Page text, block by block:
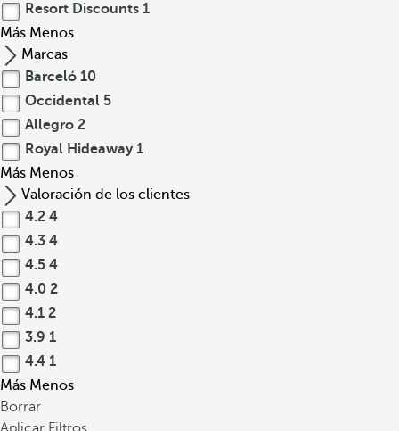
Resort Discounts 1
Más Menos
Marcas
Barceló 10
Occidental 5
Allegro 2
Royal Hideaway 1
Más Menos
Valoración de los clientes
4.2 4
4.3 4
4.5 4
4.0 2
4.1 2
3.9 1
4.4 1
Más Menos
Borrar